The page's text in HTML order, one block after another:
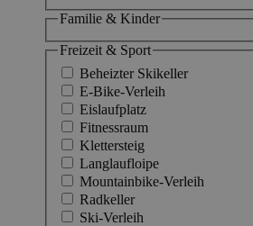
Familie & Kinder
Freizeit & Sport
Beheizter Skikeller
E-Bike-Verleih
Eislaufplatz
Fitnessraum
Klettersteig
Langlaufloipe
Mountainbike-Verleih
Radkeller
Ski-Verleih